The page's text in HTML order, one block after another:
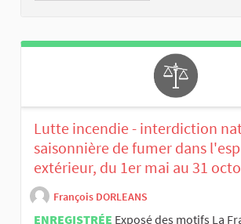
Lutte incendie - interdiction
saisonnière de fumer dans
extérieur, du 1er mai au 31
François DORLEANS
ENREGISTRÉE Exposé des motifs La